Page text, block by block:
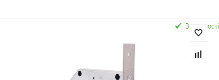
В наявності